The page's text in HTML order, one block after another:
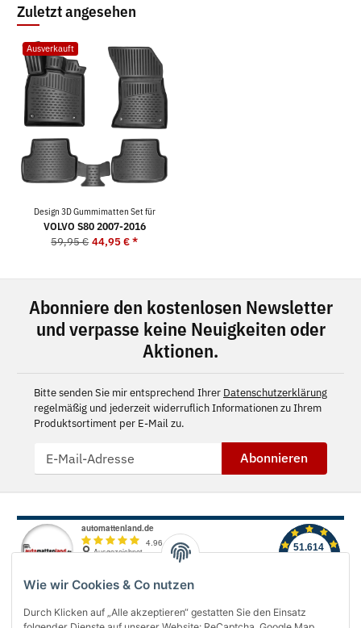
Wie wir Cookies & Co nutzen
Durch Klicken auf „Alle akzeptieren“ gestatten Sie den Einsatz
Zuletzt angesehen
Ausverkauft
Design 3D Gummimatten Set für
VOLVO S80 2007-2016
59,95 € 44,95 €*
Abonniere den kostenlosen Newsletter
und verpasse keine Neuigkeiten oder
Aktionen.
Bitte senden Sie mir entsprechend Ihrer Datenschutzerklärung
regelmäßig und jederzeit widerruflich Informationen zu Ihrem
Produktsortiment per E-Mail zu.
Abonnieren